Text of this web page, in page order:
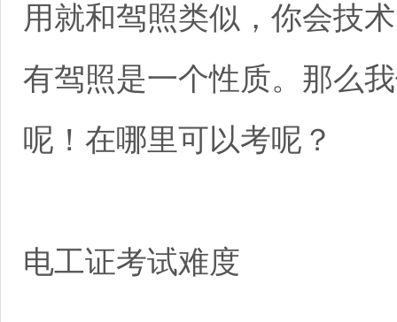
用就和驾照类似，你会技
有驾照是一个性质。那么
呢！在哪里可以考呢？
电工证考试难度